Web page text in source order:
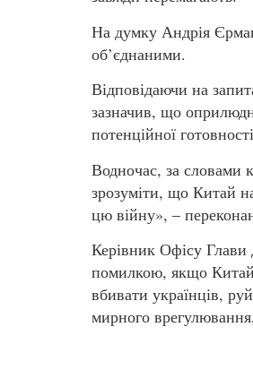
На думку Андрія
об’єднаними.
Відповідаючи на
зазначив, що
потенційної
Водночас, за словами
зрозуміти, що Китай
цю війну», –
Керівник Офісу
помилкою, якщо Китай
вбивати українців,
мирного